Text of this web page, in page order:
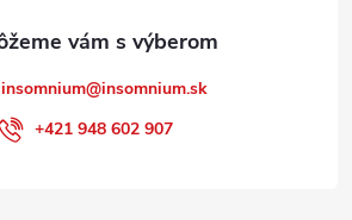
insomnium@insomnium.sk
+421 948 602 907